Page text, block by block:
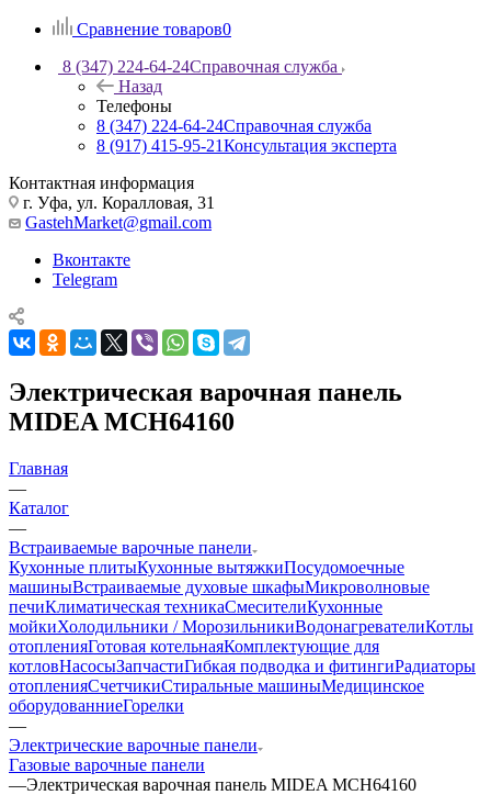
Сравнение товаров0
8 (347) 224-64-24Справочная служба
Назад
Телефоны
8 (347) 224-64-24Справочная служба
8 (917) 415-95-21Консультация эксперта
Контактная информация
г. Уфа, ул. Коралловая, 31
GastehMarket@gmail.com
Вконтакте
Telegram
Электрическая варочная панель
MIDEA MCH64160
Главная
—
Каталог
—
Встраиваемые варочные панели
Кухонные плитыКухонные вытяжкиПосудомоечные
машиныВстраиваемые духовые шкафыМикроволновые
печиКлиматическая техникаСмесителиКухонные
мойкиХолодильники / МорозильникиВодонагревателиКотлы
отопленияГотовая котельнаяКомплектующие для
котловНасосыЗапчастиГибкая подводка и фитингиРадиаторы
отопленияСчетчикиСтиральные машиныМедицинское
оборудованниеГорелки
—
Электрические варочные панели
Газовые варочные панели
—Электрическая варочная панель MIDEA MCH64160